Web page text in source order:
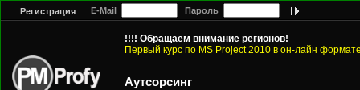
Регистрация E-Mail Пароль
!!!! Обращаем внимание регионов!
Первый курс по MS Project 2010 в он-лайн
Аутсорсинг